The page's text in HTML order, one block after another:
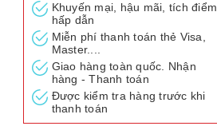
Khuyến mại, hậu mãi, tích điểm
hấp dẫn
Miễn phí thanh toán thẻ Visa,
Master....
Giao hàng toàn quốc. Nhận
hàng - Thanh toán
Được kiểm tra hàng trước khi
thanh toán